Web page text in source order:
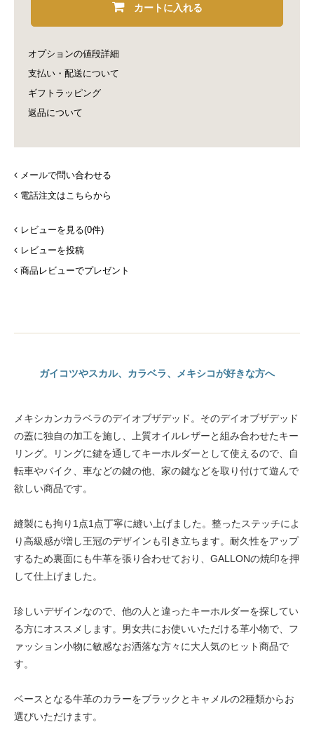
カートに入れる
オプションの値段詳細
支払い・配送について
ギフトラッピング
返品について
メールで問い合わせる
電話注文はこちらから
レビューを見る(0件)
レビューを投稿
商品レビューでプレゼント
ガイコツやスカル、カラベラ、メキシコが好きな方へ
メキシカンカラベラのデイオブザデッド。そのデイオブザデッド
の蓋に独自の加工を施し、上質オイルレザーと組み合わせたキー
リング。リングに鍵を通してキーホルダーとして使えるので、自
転車やバイク、車などの鍵の他、家の鍵などを取り付けて遊んで
欲しい商品です。
縫製にも拘り1点1点丁寧に縫い上げました。整ったステッチによ
り高級感が増し王冠のデザインも引き立ちます。耐久性をアップ
するため裏面にも牛革を張り合わせており、GALLONの焼印を押
して仕上げました。
珍しいデザインなので、他の人と違ったキーホルダーを探してい
る方にオススメします。男女共にお使いいただける革小物で、フ
ァッション小物に敏感なお洒落な方々に大人気のヒット商品で
す。
ベースとなる牛革のカラーをブラックとキャメルの2種類からお
選びいただけます。